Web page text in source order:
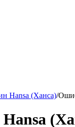
Hansa (Ханса)/